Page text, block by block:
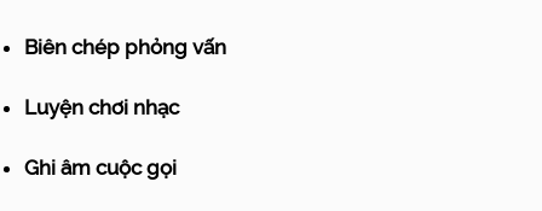
Biên chép phỏng vấn
Luyện chơi nhạc
Ghi âm cuộc gọi